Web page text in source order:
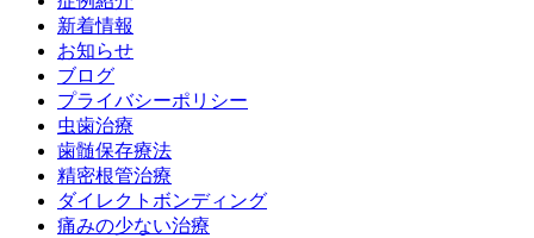
新着情報
お知らせ
ブログ
プライバシーポリシー
虫歯治療
歯髄保存療法
精密根管治療
ダイレクトボンディング
痛みの少ない治療